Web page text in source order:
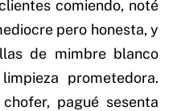
comiendo, noté
pero honesta, y
de mimbre blanco
prometedora.
pagué sesenta